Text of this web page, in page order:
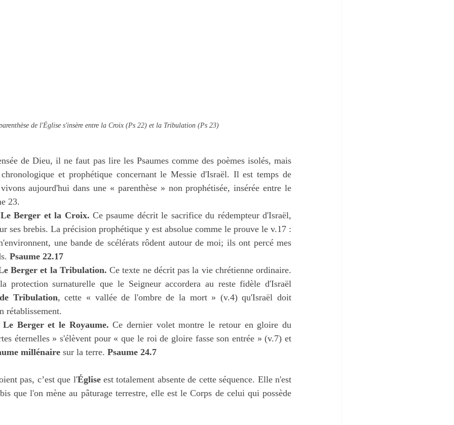
de l'Église s'insère entre la Croix (Ps 22) et la Tribulation (Ps 23)
de Dieu, il ne faut pas lire les Psaumes comme des poèmes isolés, mais
chronologique et prophétique concernant le Messie d'Israël. Il est temps de
aujourd'hui dans une « parenthèse » non prophétisée, insérée entre le
23.
Berger et la Croix. Ce psaume décrit le sacrifice du rédempteur d'Israël,
ses brebis. La précision prophétique y est absolue comme le prouve le v.17 :
une bande de scélérats rôdent autour de moi; ils ont percé mes
Psaume 22.17
Berger et la Tribulation. Ce texte ne décrit pas la vie chrétienne ordinaire.
protection surnaturelle que le Seigneur accordera au reste fidèle d'Israël
Tribulation, cette « vallée de l'ombre de la mort » (v.4) qu'Israël doit
rétablissement.
Berger et le Royaume. Ce dernier volet montre le retour en gloire du
éternelles » s'élèvent pour « que le roi de gloire fasse son entrée » (v.7) et
millénaire sur la terre. Psaume 24.7
pas, c’est que l'Église est totalement absente de cette séquence. Elle n'est
que l'on mène au pâturage terrestre, elle est le Corps de celui qui possède